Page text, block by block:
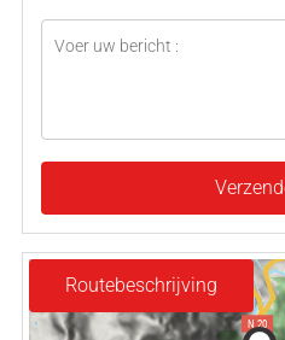
Routebeschrijving